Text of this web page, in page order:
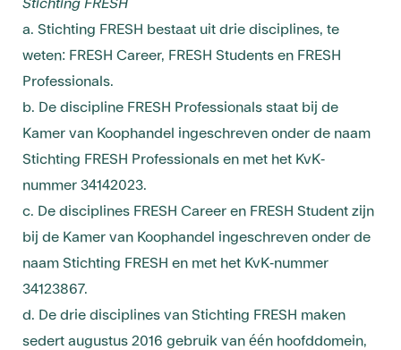
Stichting FRESH
a. Stichting FRESH bestaat uit drie disciplines, te
weten: FRESH Career, FRESH Students en FRESH
Professionals.
b. De discipline FRESH Professionals staat bij de
Kamer van Koophandel ingeschreven onder de naam
Stichting FRESH Professionals en met het KvK-
nummer 34142023.
c. De disciplines FRESH Career en FRESH Student zijn
bij de Kamer van Koophandel ingeschreven onder de
naam Stichting FRESH en met het KvK-nummer
34123867.
d. De drie disciplines van Stichting FRESH maken
sedert augustus 2016 gebruik van één hoofddomein,